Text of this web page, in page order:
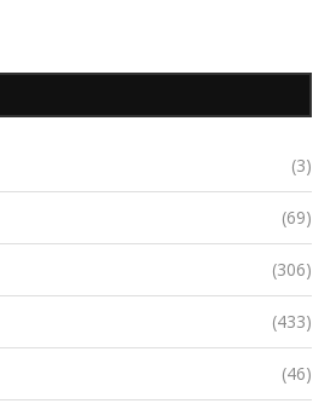
(3)
(69)
(306)
(433)
(46)